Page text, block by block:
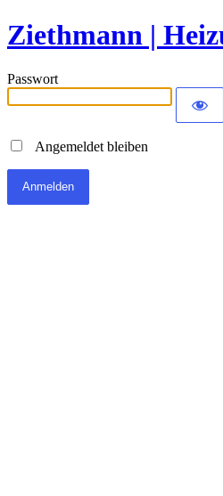
Ziethmann |
Passwort
Angemeldet bleiben